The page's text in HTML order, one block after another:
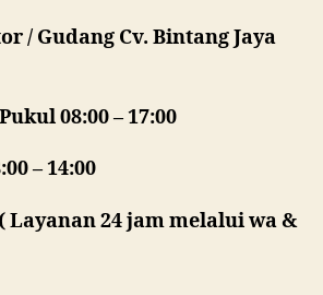
/ Gudang Cv. Bintang Jaya
08:00 – 17:00
– 14:00
Layanan 24 jam melalui wa &